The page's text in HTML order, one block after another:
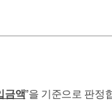
금액”을 기준으로 판정